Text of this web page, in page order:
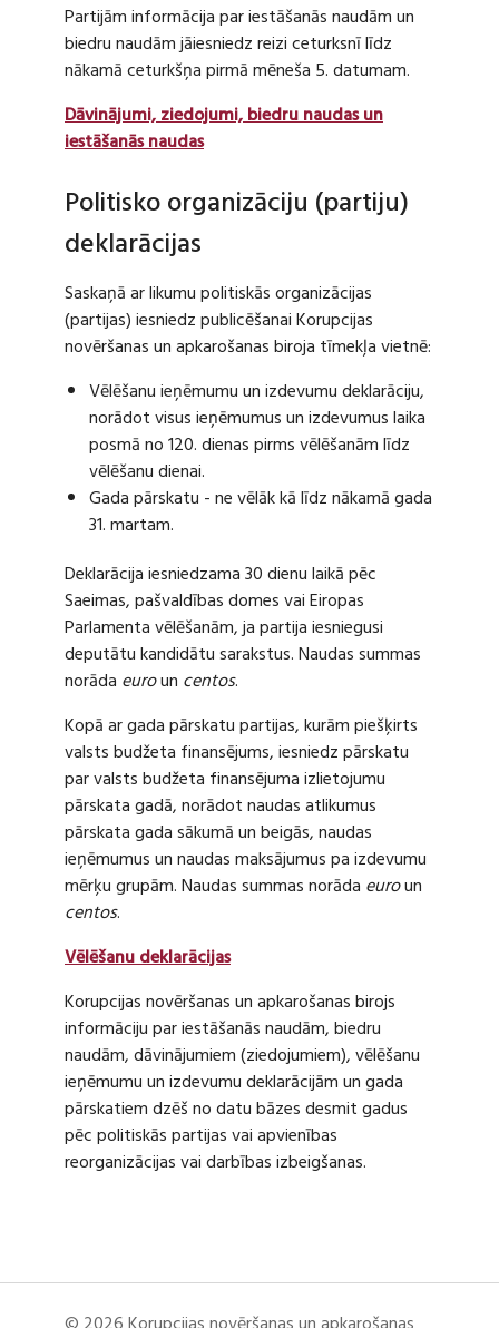
Partijām informācija par iestāšanās naudām un
biedru naudām jāiesniedz reizi ceturksnī līdz
nākamā ceturkšņa pirmā mēneša 5. datumam.
Dāvinājumi, ziedojumi, biedru naudas un
iestāšanās naudas
Politisko organizāciju (partiju)
deklarācijas
Saskaņā ar likumu politiskās organizācijas
(partijas) iesniedz publicēšanai Korupcijas
novēršanas un apkarošanas biroja tīmekļa vietnē:
Vēlēšanu ieņēmumu un izdevumu deklarāciju,
norādot visus ieņēmumus un izdevumus laika
posmā no 120. dienas pirms vēlēšanām līdz
vēlēšanu dienai.
Gada pārskatu - ne vēlāk kā līdz nākamā gada
31. martam.
Deklarācija iesniedzama 30 dienu laikā pēc
Saeimas, pašvaldības domes vai Eiropas
Parlamenta vēlēšanām, ja partija iesniegusi
deputātu kandidātu sarakstus. Naudas summas
norāda euroun centos.
Kopā ar gada pārskatu partijas, kurām piešķirts
valsts budžeta finansējums, iesniedz pārskatu
par valsts budžeta finansējuma izlietojumu
pārskata gadā, norādot naudas atlikumus
pārskata gada sākumā un beigās, naudas
ieņēmumus un naudas maksājumus pa izdevumu
mērķu grupām. Naudas summas norāda euroun
centos.
Vēlēšanu deklarācijas
Korupcijas novēršanas un apkarošanas birojs
informāciju par iestāšanās naudām, biedru
naudām, dāvinājumiem (ziedojumiem), vēlēšanu
ieņēmumu un izdevumu deklarācijām un gada
pārskatiem dzēš no datu bāzes desmit gadus
pēc politiskās partijas vai apvienības
reorganizācijas vai darbības izbeigšanas.